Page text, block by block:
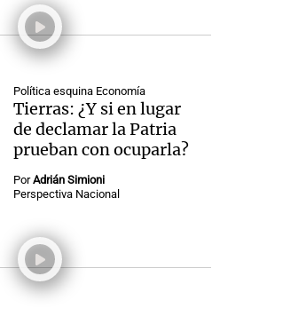
Política esquina Economía
Tierras: ¿Y si en lugar
de declamar la Patria
prueban con ocuparla?
PorAdrián Simioni
Perspectiva Nacional